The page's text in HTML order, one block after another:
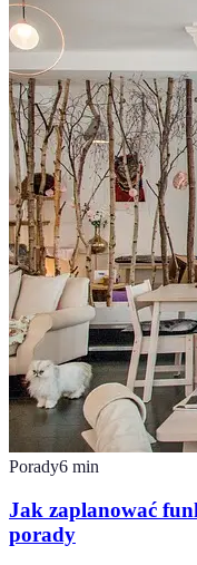
Porady6 min
Jak zaplanować
porady